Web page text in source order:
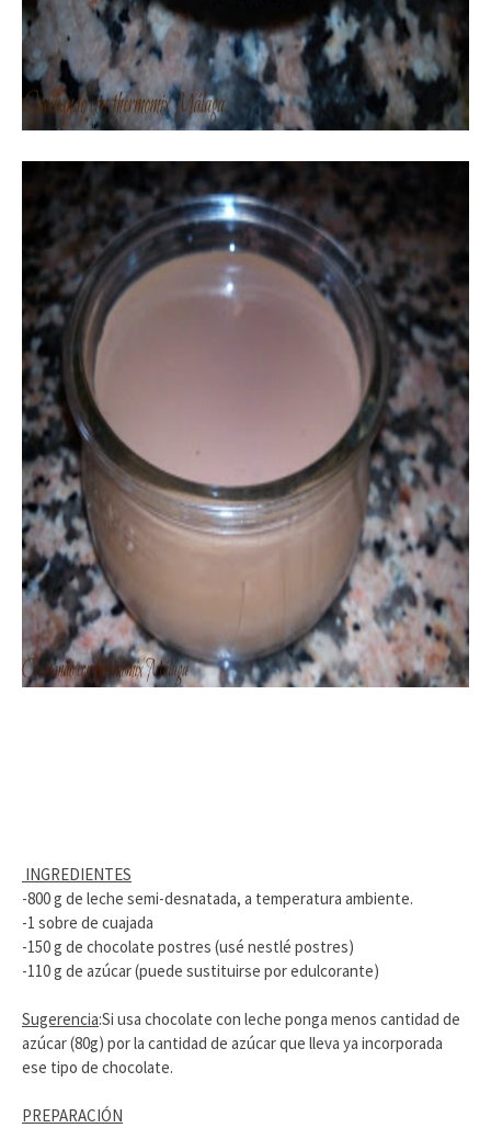
INGREDIENTES
-800 g de leche semi-desnatada, a temperatura ambiente.
-1 sobre de cuajada
-150 g de chocolate postres (usé nestlé postres)
-110 g de azúcar (puede sustituirse por edulcorante)
Sugerencia:Si usa chocolate con leche ponga menos cantidad de
azúcar (80g) por la cantidad de azúcar que lleva ya incorporada
ese tipo de chocolate.
PREPARACIÓN